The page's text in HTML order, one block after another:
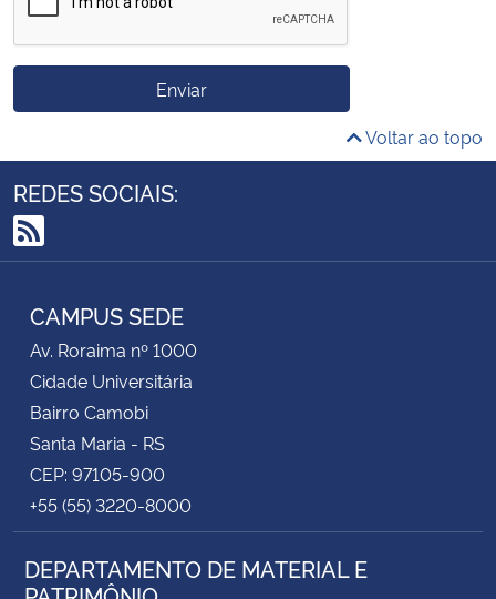
Enviar
Voltar ao topo
REDES SOCIAIS:
RSS
CAMPUS SEDE
Av. Roraima nº 1000
Cidade Universitária
Bairro Camobi
Santa Maria - RS
CEP: 97105-900
+55 (55) 3220-8000
DEPARTAMENTO DE MATERIAL E